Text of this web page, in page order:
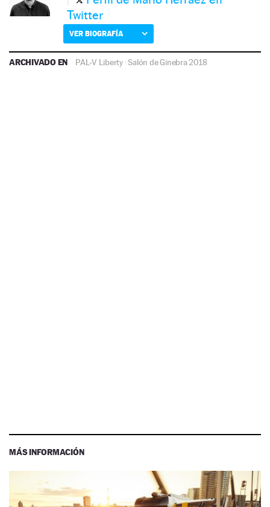
Twitter
VER BIOGRAFÍA
ARCHIVADO EN PAL-V Liberty ·Salón de Ginebra 2018
MÁS INFORMACIÓN